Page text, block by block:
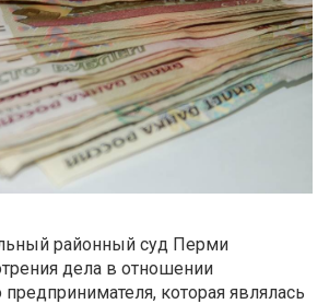
районный суд Перми
дела в отношении
которая являлась